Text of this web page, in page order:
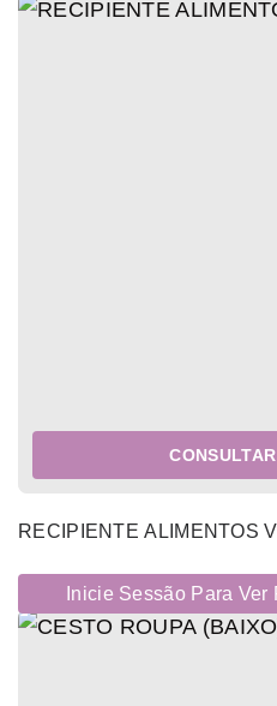
RECIPIENTE ALIMENTOS
Inicie Sessão Para Ver